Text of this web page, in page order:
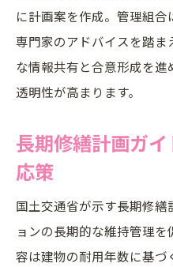
に計画案を作成。管理組合
専門家のアドバイスを踏ま
な情報共有と合意形成を進
透明性が高まります。
長期修繕計画ガ
応策
国土交通省が示す長期修
ョンの長期的な維持管理
容は建物の耐用年数に基